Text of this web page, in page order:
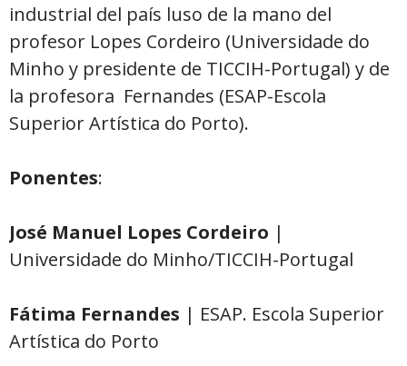
industrial del país luso de la mano del
profesor Lopes Cordeiro (Universidade do
Minho y presidente de TICCIH-Portugal) y de
la profesora Fernandes (ESAP-Escola
Superior Artística do Porto).
Ponentes:
José Manuel Lopes Cordeiro |
Universidade do Minho/TICCIH-Portugal
Fátima Fernandes | ESAP. Escola Superior
Artística do Porto